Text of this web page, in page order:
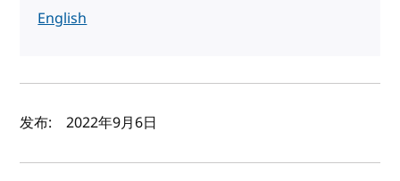
English
作者及发布日期
发布: 2022年9月6日